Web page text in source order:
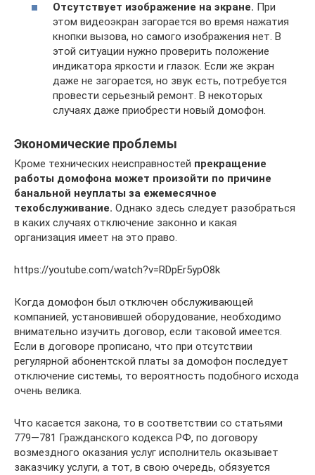
Отсутствует изображение на экране. При
этом видеоэкран загорается во время нажатия
кнопки вызова, но самого изображения нет. В
этой ситуации нужно проверить положение
индикатора яркости и глазок. Если же экран
даже не загорается, но звук есть, потребуется
провести серьезный ремонт. В некоторых
случаях даже приобрести новый домофон.
Экономические проблемы
Кроме технических неисправностей прекращение
работы домофона может произойти по причине
банальной неуплаты за ежемесячное
техобслуживание. Однако здесь следует разобраться
в каких случаях отключение законно и какая
организация имеет на это право.
https://youtube.com/watch?v=RDpEr5ypO8k
Когда домофон был отключен обслуживающей
компанией, установившей оборудование, необходимо
внимательно изучить договор, если таковой имеется.
Если в договоре прописано, что при отсутствии
регулярной абонентской платы за домофон последует
отключение системы, то вероятность подобного исхода
очень велика.
Что касается закона, то в соответствии со статьями
779—781 Гражданского кодекса РФ, по договору
возмездного оказания услуг исполнитель оказывает
заказчику услуги, а тот, в свою очередь, обязуется